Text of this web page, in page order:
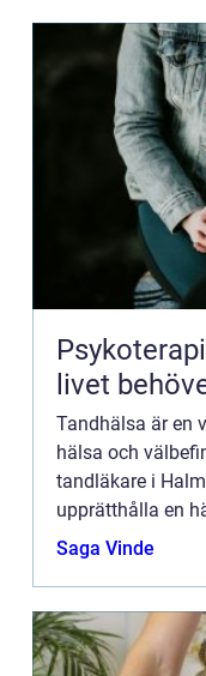
livet
Tandhälsa är en
hälsa och
tandläkare i
upprätthålla en
Saga Vinde